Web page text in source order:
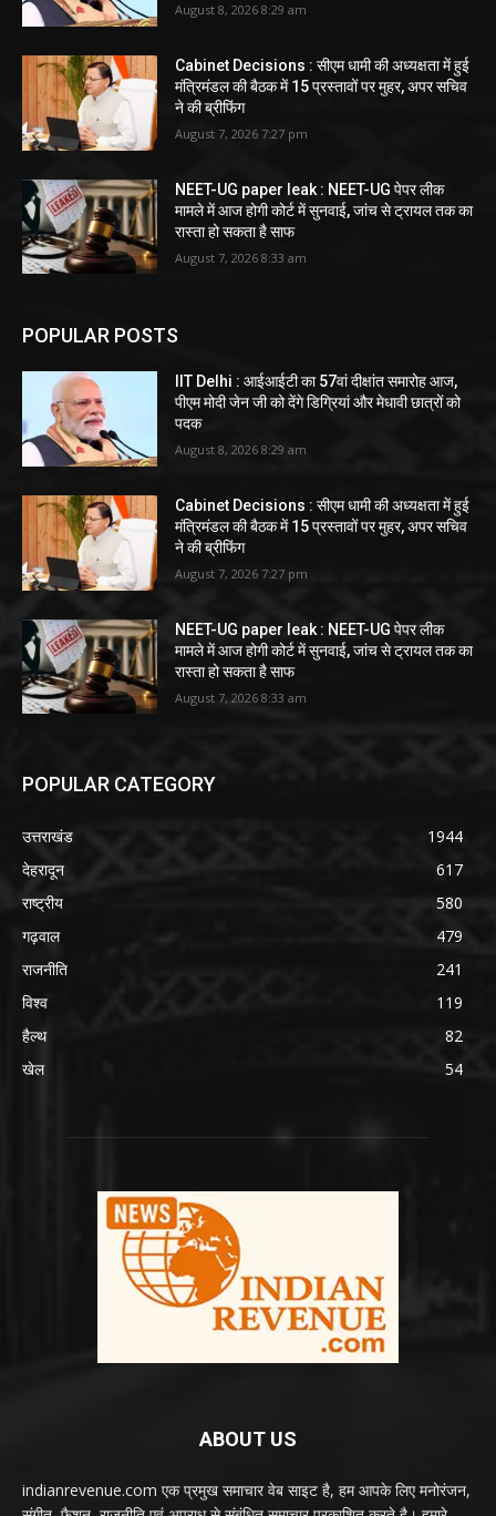
August 8, 2026 8:29 am
Cabinet Decisions : सीएम धामी की अध्यक्षता में हुई
मंत्रिमंडल की बैठक में 15 प्रस्तावों पर मुहर, अपर सचिव
ने की ब्रीफिंग
August 7, 2026 7:27 pm
NEET-UG paper leak : NEET-UG पेपर लीक
मामले में आज होगी कोर्ट में सुनवाई, जांच से ट्रायल तक का
रास्ता हो सकता है साफ
August 7, 2026 8:33 am
POPULAR POSTS
IIT Delhi : आईआईटी का 57वां दीक्षांत समारोह आज,
पीएम मोदी जेन जी को देंगे डिग्रियां और मेधावी छात्रों को
पदक
August 8, 2026 8:29 am
Cabinet Decisions : सीएम धामी की अध्यक्षता में हुई
मंत्रिमंडल की बैठक में 15 प्रस्तावों पर मुहर, अपर सचिव
ने की ब्रीफिंग
August 7, 2026 7:27 pm
NEET-UG paper leak : NEET-UG पेपर लीक
मामले में आज होगी कोर्ट में सुनवाई, जांच से ट्रायल तक का
रास्ता हो सकता है साफ
August 7, 2026 8:33 am
POPULAR CATEGORY
उत्तराखंड
1944
देहरादून
617
राष्ट्रीय
580
गढ़वाल
479
राजनीति
241
विश्व
119
हैल्थ
82
खेल
54
ABOUT US
indianrevenue.com एक प्रमुख समाचार वेब साइट है, हम आपके लिए मनोरंजन,